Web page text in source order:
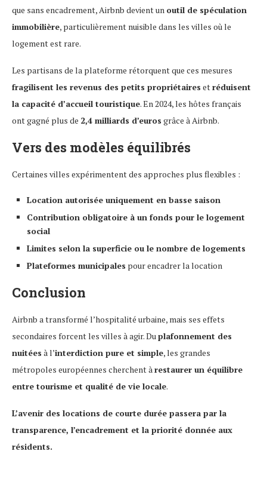
que sans encadrement, Airbnb devient un outil de spéculation
immobilière, particulièrement nuisible dans les villes où le
logement est rare.
Les partisans de la plateforme rétorquent que ces mesures
fragilisent les revenus des petits propriétaires etréduisent
la capacité d’accueil touristique. En 2024, les hôtes français
ont gagné plus de 2,4 milliards d’euros grâce à Airbnb.
Vers des modèles équilibrés
Certaines villes expérimentent des approches plus flexibles :
Location autorisée uniquement en basse saison
Contribution obligatoire à un fonds pour le logement
social
Limites selon la superficie ou le nombre de logements
Plateformes municipales pour encadrer la location
Conclusion
Airbnb a transformé l’hospitalité urbaine, mais ses effets
secondaires forcent les villes à agir. Duplafonnement des
nuitées à l’interdiction pure et simple, les grandes
métropoles européennes cherchent àrestaurer un équilibre
entre tourisme et qualité de vie locale.
L’avenir des locations de courte durée passera par la
transparence, l’encadrement et la priorité donnée aux
résidents.